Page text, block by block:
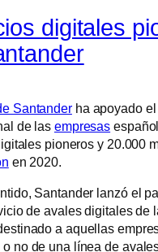
digitales
Santanderha apoyado
de las empresas
pioneros y 20.000
en 2020.
Santander lanzó el
de avales digitales de
a aquellas
no de una línea de